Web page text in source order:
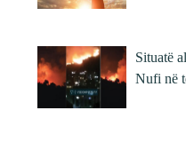
Situatë
Nufi në